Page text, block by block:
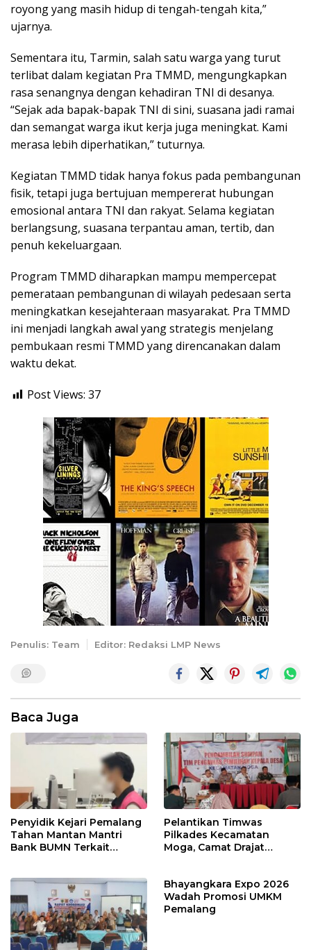
royong yang masih hidup di tengah-tengah kita,”
ujarnya.
Sementara itu, Tarmin, salah satu warga yang turut
terlibat dalam kegiatan Pra TMMD, mengungkapkan
rasa senangnya dengan kehadiran TNI di desanya.
“Sejak ada bapak-bapak TNI di sini, suasana jadi ramai
dan semangat warga ikut kerja juga meningkat. Kami
merasa lebih diperhatikan,” tuturnya.
Kegiatan TMMD tidak hanya fokus pada pembangunan
fisik, tetapi juga bertujuan mempererat hubungan
emosional antara TNI dan rakyat. Selama kegiatan
berlangsung, suasana terpantau aman, tertib, dan
penuh kekeluargaan.
Program TMMD diharapkan mampu mempercepat
pemerataan pembangunan di wilayah pedesaan serta
meningkatkan kesejahteraan masyarakat. Pra TMMD
ini menjadi langkah awal yang strategis menjelang
pembukaan resmi TMMD yang direncanakan dalam
waktu dekat.
Post Views: 37
Penulis: Team Editor: Redaksi LMP News
Baca Juga
Penyidik Kejari Pemalang
Tahan Mantan Mantri
Bank BUMN Terkait
Pelantikan Timwas
Pilkades Kecamatan
Moga, Camat Drajat
Bhayangkara Expo 2026
Wadah Promosi UMKM
Pemalang